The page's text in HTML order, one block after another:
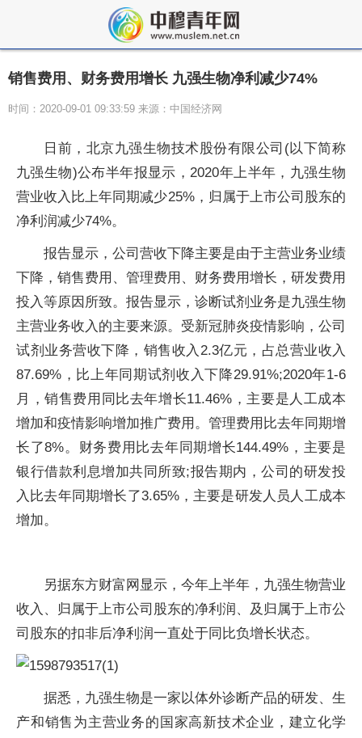
销售费用、财务费用增长 九强生物净利减少74%
时间：2020-09-01 09:33:59 来源：中国经济网
日前，北京九强生物技术股份有限公司(以下简称
九强生物)公布半年报显示，2020年上半年，九强生物
营业收入比上年同期减少25%，归属于上市公司股东的
净利润减少74%。
报告显示，公司营收下降主要是由于主营业务业绩
下降，销售费用、管理费用、财务费用增长，研发费用
投入等原因所致。报告显示，诊断试剂业务是九强生物
主营业务收入的主要来源。受新冠肺炎疫情影响，公司
试剂业务营收下降，销售收入2.3亿元，占总营业收入
87.69%，比上年同期试剂收入下降29.91%;2020年1-6
月，销售费用同比去年增长11.46%，主要是人工成本
增加和疫情影响增加推广费用。管理费用比去年同期增
长了8%。财务费用比去年同期增长144.49%，主要是
银行借款利息增加共同所致;报告期内，公司的研发投
入比去年同期增长了3.65%，主要是研发人员人工成本
增加。
另据东方财富网显示，今年上半年，九强生物营业
收入、归属于上市公司股东的净利润、及归属于上市公
司股东的扣非后净利润一直处于同比负增长状态。
据悉，九强生物是一家以体外诊断产品的研发、生
产和销售为主营业务的国家高新技术企业，建立化学